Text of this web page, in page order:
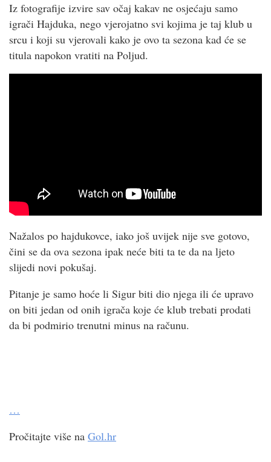
Iz fotografije izvire sav očaj kakav ne osjećaju samo
igrači Hajduka, nego vjerojatno svi kojima je taj klub u
srcu i koji su vjerovali kako je ovo ta sezona kad će se
titula napokon vratiti na Poljud.
Nažalos po hajdukovce, iako još uvijek nije sve gotovo,
čini se da ova sezona ipak neće biti ta te da na ljeto
slijedi novi pokušaj.
Pitanje je samo hoće li Sigur biti dio njega ili će upravo
on biti jedan od onih igrača koje će klub trebati prodati
da bi podmirio trenutni minus na računu.
…
Pročitajte više na Gol.hr